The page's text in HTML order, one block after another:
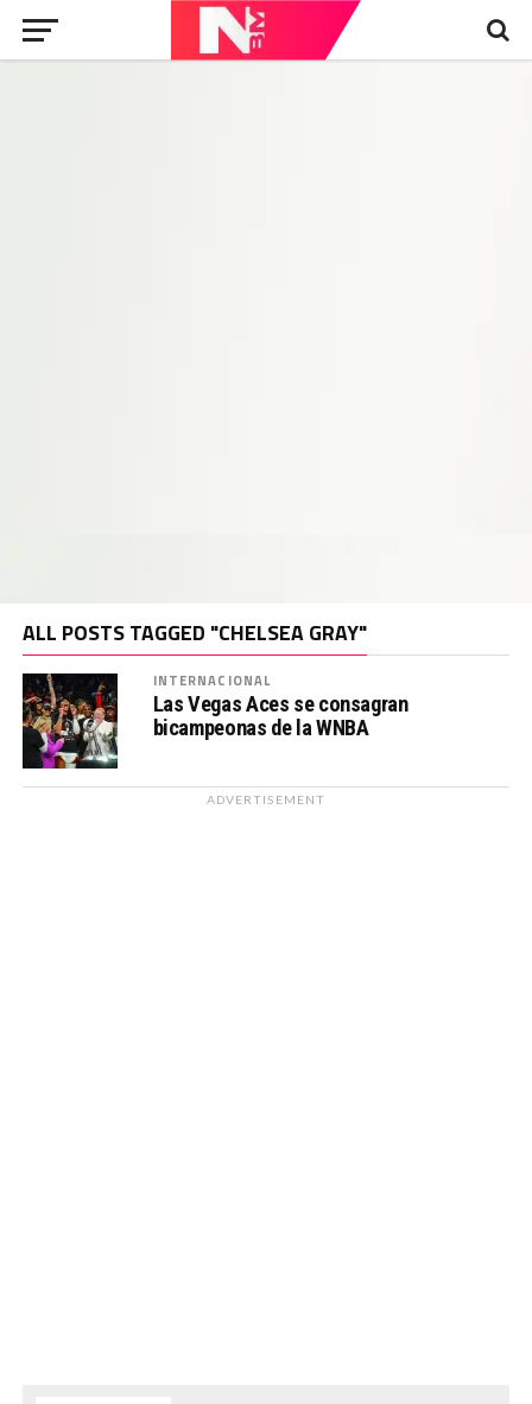
ALL POSTS TAGGED "CHELSEA GRAY"
INTERNACIONAL
Las Vegas Aces se consagran
bicampeonas de la WNBA
ADVERTISEMENT